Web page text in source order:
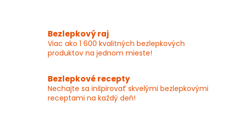
Bezlepkový raj
Viac ako 1 600 kvalitných bezlepkových
produktov na jednom mieste!
Bezlepkové recepty
Nechajte sa inšpirovať skvelými bezlepkovými
receptami na každý deň!